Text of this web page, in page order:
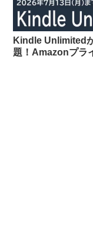
Kindle Unlimited
題！Amazonプラ